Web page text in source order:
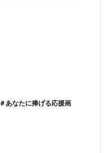
＃あなたに捧げる応援画